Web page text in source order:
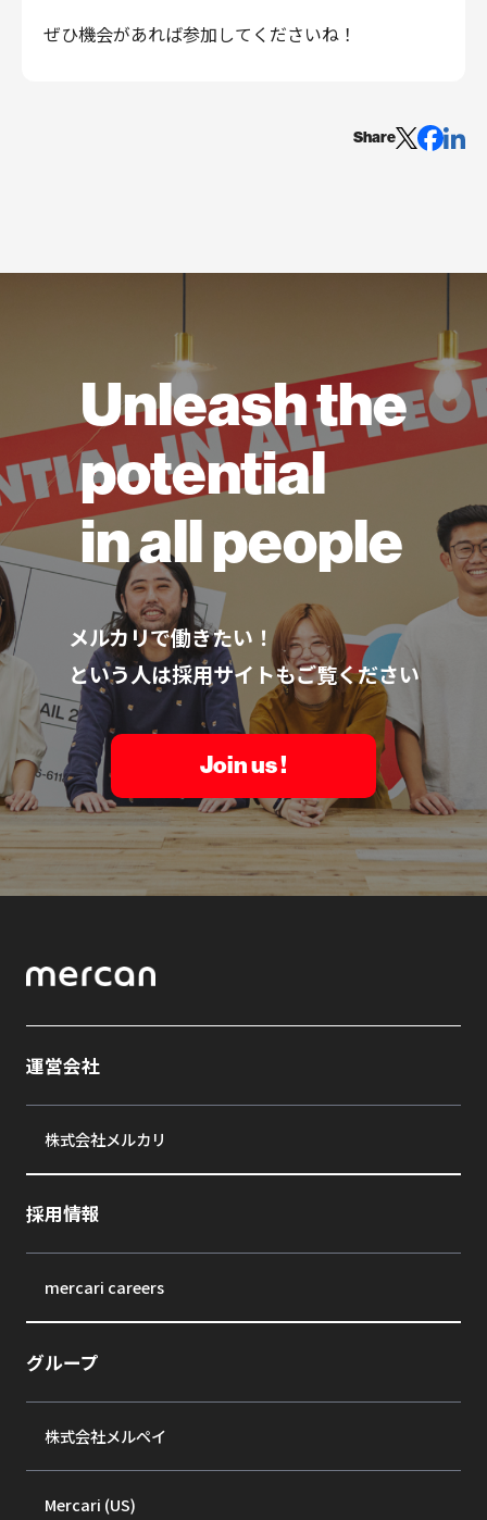
ぜひ機会があれば参加してくださいね！
Share
Unleash the
potential
in all people
メルカリで働きたい！
という人は採用サイトもご覧ください
Join us !
運営会社
株式会社メルカリ
採用情報
mercari careers
グループ
株式会社メルペイ
Mercari (US)